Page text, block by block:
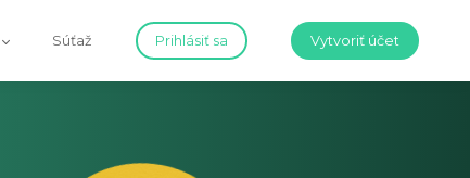
Súťaž Prihlásiť sa Vytvoriť účet